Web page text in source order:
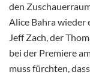
den
Alice Bahra wieder
Jeff Zach, der
bei der Premiere
muss fürchten,